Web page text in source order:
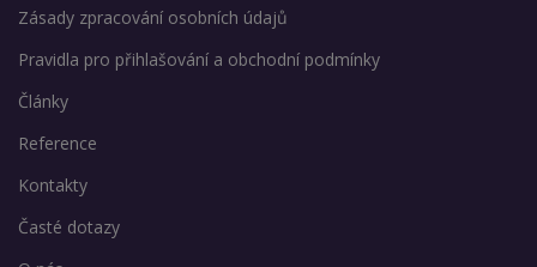
Zásady zpracování osobních údajů
Pravidla pro přihlašování a obchodní podmínky
Články
Reference
Kontakty
Časté dotazy